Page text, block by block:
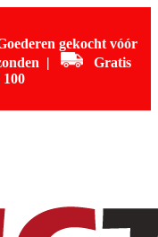
gekocht vóór
|
Gratis